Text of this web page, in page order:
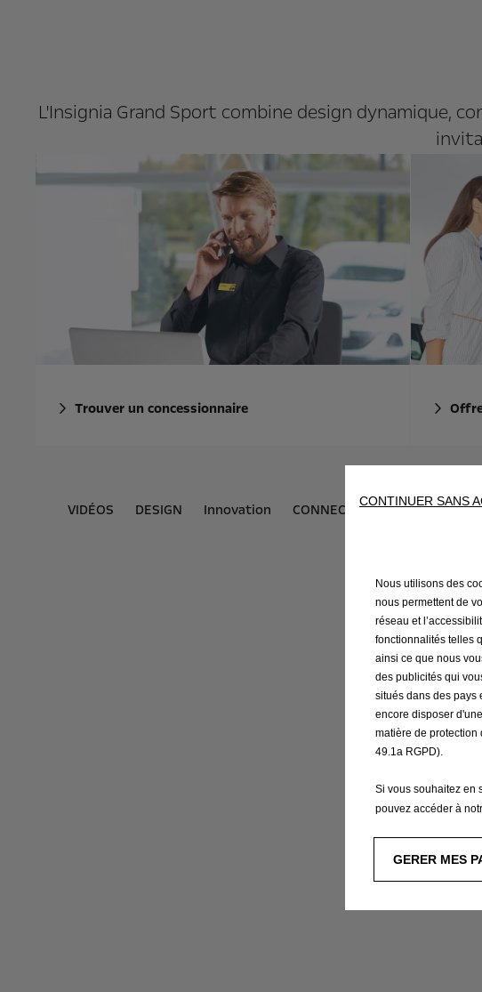
L'Insignia Grand Sport combine design dynamique,
Trouver un concessionnaire
VIDÉOS DESIGN Innovation CONNECTIVITÉ
CONTINUER SANS
Nous utilisons des
nous permettent de
réseau et
fonctionnalités telles
ainsi ce que nous
des publicités qui
situés dans des pays
encore disposer
matière de protection
49.1a RGPD).
Si vous souhaitez en
pouvez accéder à
GERER MES